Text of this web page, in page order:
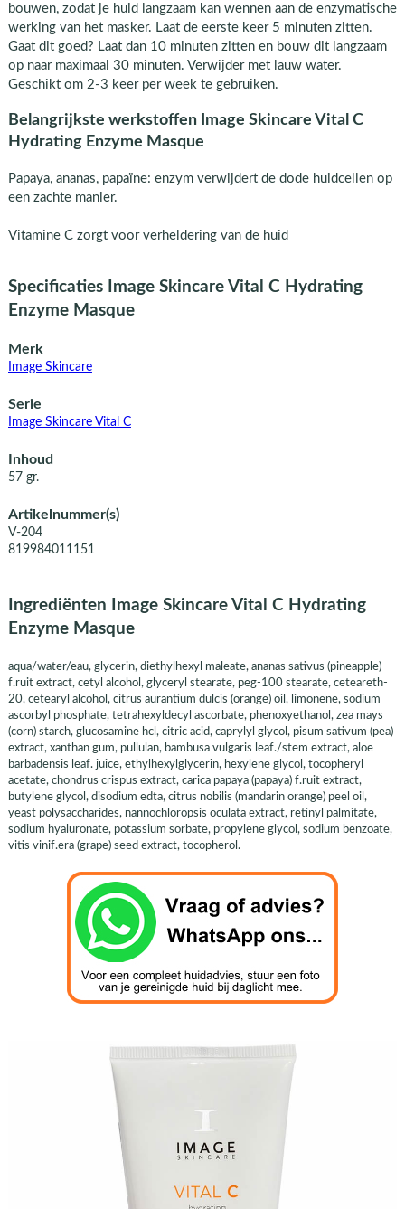
bouwen, zodat je huid langzaam kan wennen aan de enzymatische
werking van het masker. Laat de eerste keer 5 minuten zitten.
Gaat dit goed? Laat dan 10 minuten zitten en bouw dit langzaam
op naar maximaal 30 minuten. Verwijder met lauw water.
Geschikt om 2-3 keer per week te gebruiken.
Belangrijkste werkstoffen Image Skincare Vital C
Hydrating Enzyme Masque
Papaya, ananas, papaïne: enzym verwijdert de dode huidcellen op
een zachte manier.
Vitamine C zorgt voor verheldering van de huid
Specificaties Image Skincare Vital C Hydrating
Enzyme Masque
Merk
Image Skincare
Serie
Image Skincare Vital C
Inhoud
57 gr.
Artikelnummer(s)
V-204
819984011151
Ingrediënten Image Skincare Vital C Hydrating
Enzyme Masque
aqua/water/eau, glycerin, diethylhexyl maleate, ananas sativus (pineapple)
f.ruit extract, cetyl alcohol, glyceryl stearate, peg-100 stearate, ceteareth-
20, cetearyl alcohol, citrus aurantium dulcis (orange) oil, limonene, sodium
ascorbyl phosphate, tetrahexyldecyl ascorbate, phenoxyethanol, zea mays
(corn) starch, glucosamine hcl, citric acid, caprylyl glycol, pisum sativum (pea)
extract, xanthan gum, pullulan, bambusa vulgaris leaf./stem extract, aloe
barbadensis leaf. juice, ethylhexylglycerin, hexylene glycol, tocopheryl
acetate, chondrus crispus extract, carica papaya (papaya) f.ruit extract,
butylene glycol, disodium edta, citrus nobilis (mandarin orange) peel oil,
yeast polysaccharides, nannochloropsis oculata extract, retinyl palmitate,
sodium hyaluronate, potassium sorbate, propylene glycol, sodium benzoate,
vitis vinif.era (grape) seed extract, tocopherol.